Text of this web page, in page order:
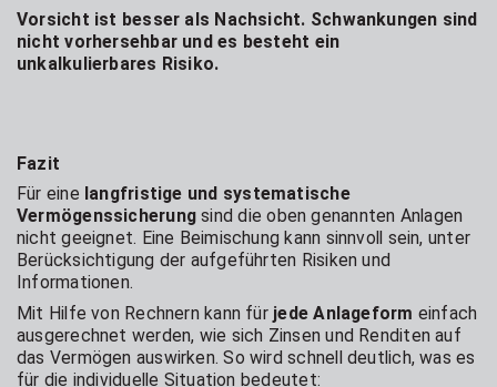
Vorsicht ist besser als Nachsicht. Schwankungen sind
nicht vorhersehbar und es besteht ein
unkalkulierbares Risiko.
Fazit
Für eine langfristige und systematische
Vermögenssicherung sind die oben genannten Anlagen
nicht geeignet. Eine Beimischung kann sinnvoll sein, unter
Berücksichtigung der aufgeführten Risiken und
Informationen.
Mit Hilfe von Rechnern kann für jede Anlageform einfach
ausgerechnet werden, wie sich Zinsen und Renditen auf
das Vermögen auswirken. So wird schnell deutlich, was es
für die individuelle Situation bedeutet: